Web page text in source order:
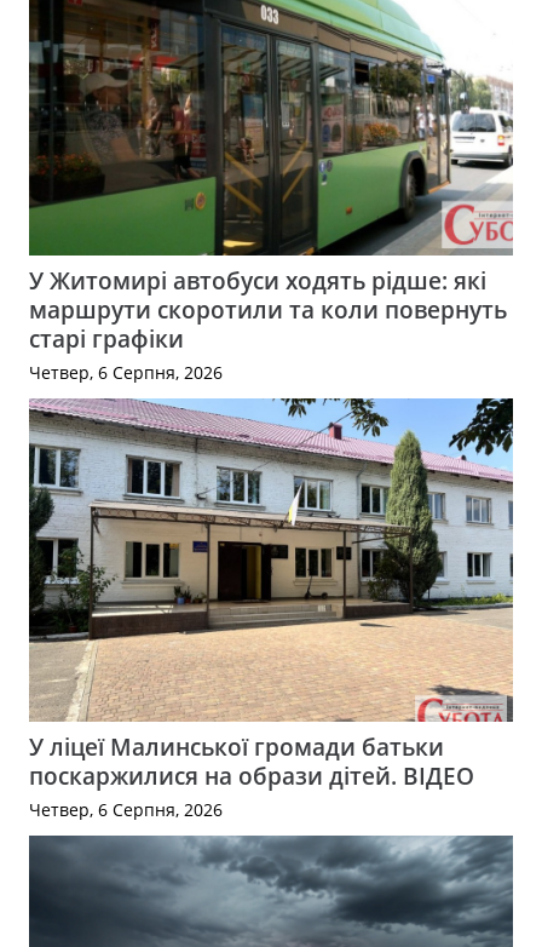
У Житомирі автобуси ходять рідше: які
маршрути скоротили та коли повернуть
старі графіки
Четвер, 6 Серпня, 2026
У ліцеї Малинської громади батьки
поскаржилися на образи дітей. ВІДЕО
Четвер, 6 Серпня, 2026